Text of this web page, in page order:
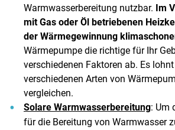
Warmwasserbereitung nutzbar. Im
mit Gas oder Öl betriebenen
der Wärmegewinnung
Wärmepumpe die richtige für Ihr
verschiedenen Faktoren ab. Es
verschiedenen Arten von
vergleichen.
Solare Warmwasserbereitung: Um
für die Bereitung von Warmwasser